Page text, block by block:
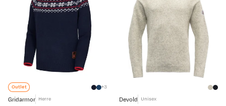
Outlet 3
Gridarmor Herre Devold Unisex